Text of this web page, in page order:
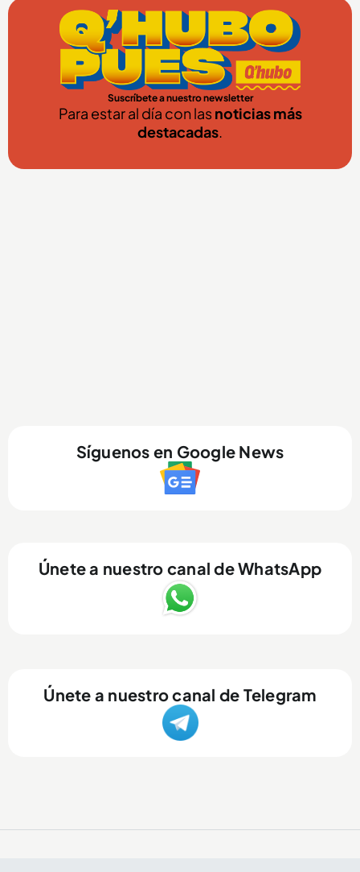
Suscríbete a nuestro newsletter
Para estar al día con lasnoticias más
destacadas.
Síguenos en Google News
Únete a nuestro canal de WhatsApp
Únete a nuestro canal de Telegram